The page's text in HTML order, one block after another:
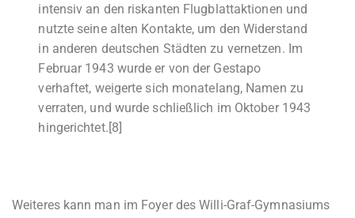
intensiv an den riskanten Flugblattaktionen und
nutzte seine alten Kontakte, um den Widerstand
in anderen deutschen Städten zu vernetzen. Im
Februar 1943 wurde er von der Gestapo
verhaftet, weigerte sich monatelang, Namen zu
verraten, und wurde schließlich im Oktober 1943
hingerichtet.[8]
Weiteres kann man im Foyer des Willi-Graf-Gymnasiums